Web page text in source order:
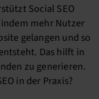
Social SEO
mehr Nutzer
gelangen und so
Das hilft in
zu generieren.
in der Praxis?